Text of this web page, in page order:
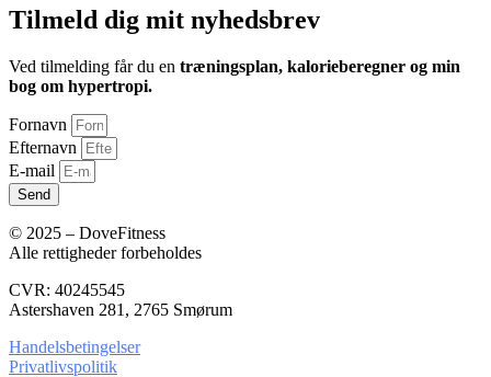
Tilmeld dig mit nyhedsbrev
Ved tilmelding får du en træningsplan, kalorieberegner og min
bog om hypertropi.
Fornavn
Efternavn
E-mail
Send
© 2025 – DoveFitness
Alle rettigheder forbeholdes
CVR: 40245545
Astershaven 281, 2765 Smørum
Handelsbetingelser
Privatlivspolitik